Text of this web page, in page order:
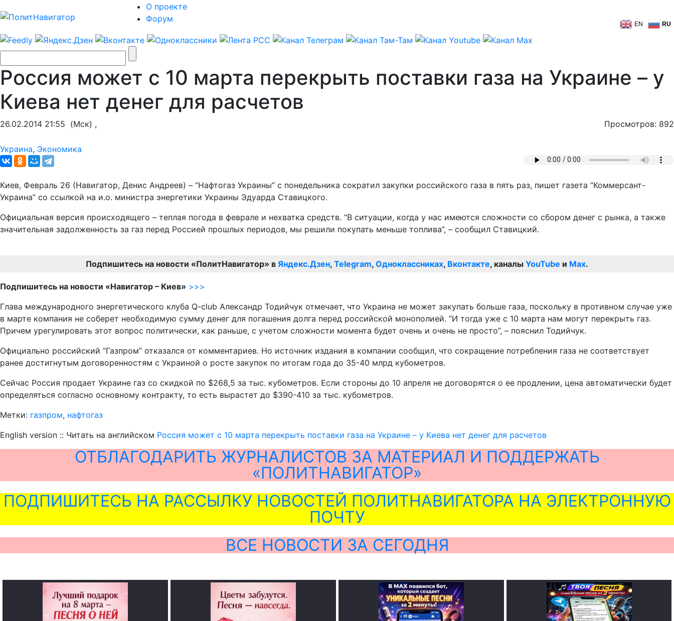
О проекте
Форум
EN RU
Россия может с 10 марта перекрыть поставки газа на Украине – у
Киева нет денег для расчетов
26.02.2014 21:55 (Мск) , Просмотров: 892
Украина, Экономика
Киев, Февраль 26 (Навигатор, Денис Андреев) – “Нафтогаз Украины” с понедельника сократил закупки российского газа в пять раз, пишет газета “Коммерсант-
Украина” со ссылкой на и.о. министра энергетики Украины Эдуарда Ставицкого.
Официальная версия происходящего – теплая погода в феврале и нехватка средств. “В ситуации, когда у нас имеются сложности со сбором денег с рынка, а также
значительная задолженность за газ перед Россией прошлых периодов, мы решили покупать меньше топлива”, – сообщил Ставицкий.
Подпишитесь на новости «ПолитНавигатор» в Яндекс.Дзен, Telegram, Одноклассниках, Вконтакте, каналы YouTube и Max.
Подпишитесь на новости «Навигатор – Киев» >>>
Глава международного энергетического клуба Q-club Александр Тодийчук отмечает, что Украина не может закупать больше газа, поскольку в противном случае уже
в марте компания не соберет необходимую сумму денег для погашения долга перед российской монополией. “И тогда уже с 10 марта нам могут перекрыть газ.
Причем урегулировать этот вопрос политически, как раньше, с учетом сложности момента будет очень и очень не просто”, – пояснил Тодийчук.
Официально российский “Газпром” отказался от комментариев. Но источник издания в компании сообщил, что сокращение потребления газа не соответствует
ранее достигнутым договоренностям с Украиной о росте закупок по итогам года до 35-40 млрд кубометров.
Сейчас Россия продает Украине газ со скидкой по $268,5 за тыс. кубометров. Если стороны до 10 апреля не договорятся о ее продлении, цена автоматически будет
определяться согласно основному контракту, то есть вырастет до $390-410 за тыс. кубометров.
Метки: газпром, нафтогаз
English version :: Читать на английском Россия может с 10 марта перекрыть поставки газа на Украине – у Киева нет денег для расчетов
ОТБЛАГОДАРИТЬ ЖУРНАЛИСТОВ ЗА МАТЕРИАЛ И ПОДДЕРЖАТЬ
«ПОЛИТНАВИГАТОР»
ПОДПИШИТЕСЬ НА РАССЫЛКУ НОВОСТЕЙ ПОЛИТНАВИГАТОРА НА ЭЛЕКТРОННУЮ
ПОЧТУ
ВСЕ НОВОСТИ ЗА СЕГОДНЯ